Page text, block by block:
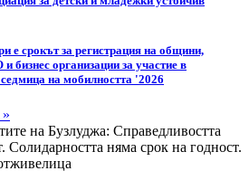
е срокът за регистрация на общини,
бизнес организации за участие в
на мобилността '2026